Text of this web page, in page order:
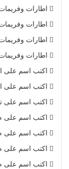
اطارات
اطارات وفريمات
اطارات
اطارات
اكتب اسم على
اكتب اسم على
اكتب اسم على
اكتب اسم على
اكتب اسم على
اكتب اسم على
اكتب اسم على